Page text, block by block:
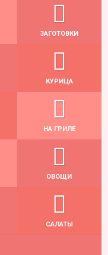
ЗАГОТОВКИ
КУРИЦА
НА ГРИЛЕ
ОВОЩИ
САЛАТЫ